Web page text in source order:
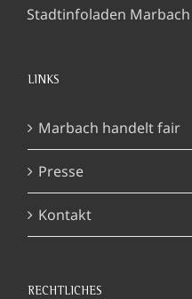
Stadtinfoladen Marbach
LINKS
Marbach handelt fair
Presse
Kontakt
RECHTLICHES